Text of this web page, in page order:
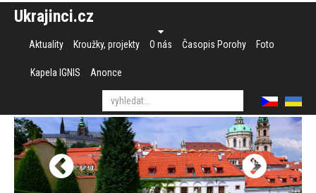
Ukrajinci.cz
Aktuality Kroužky, projekty O nás Časopis Porohy Foto
Kapela IGNIS Anonce